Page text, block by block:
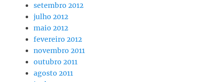
setembro 2012
julho 2012
maio 2012
fevereiro 2012
novembro 2011
outubro 2011
agosto 2011